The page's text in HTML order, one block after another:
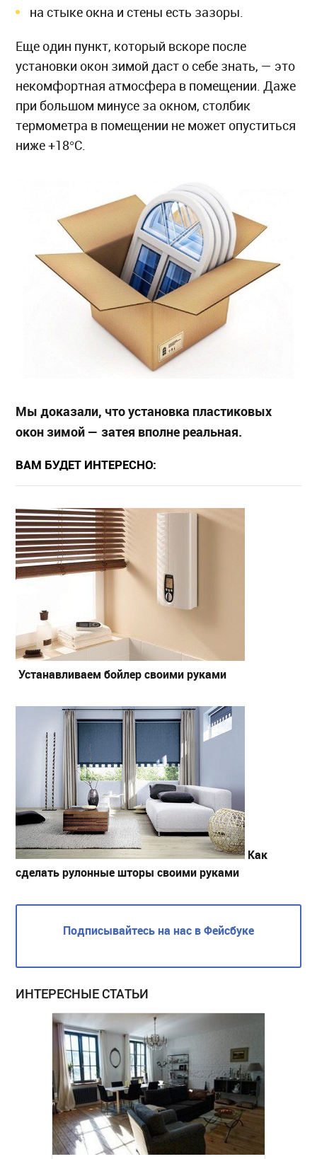
на стыке окна и стены есть зазоры.
Еще один пункт, который вскоре после
установки окон зимой даст о себе знать, — это
некомфортная атмосфера в помещении. Даже
при большом минусе за окном, столбик
термометра в помещении не может опуститься
ниже +18°С.
Мы доказали, что установка пластиковых
окон зимой — затея вполне реальная.
ВАМ БУДЕТ ИНТЕРЕСНО:
Устанавливаем бойлер своими руками
Как
сделать рулонные шторы своими руками
Подписывайтесь на нас в Фейсбуке
ИНТЕРЕСНЫЕ СТАТЬИ